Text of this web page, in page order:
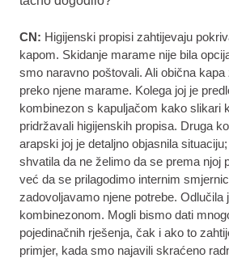
CN: Higijenski propisi zahtijevaju
kapom. Skidanje marame nije bila
smo naravno poštovali. Ali obična
preko njene marame. Kolega joj je
kombinezon s kapuljačom kako slikari
pridržavali higijenskih propisa. Druga
arapski joj je detaljno objasnila
shvatila da ne želimo da se prema njoj
već da se prilagodimo internim
zadovoljavamo njene potrebe. Odlučila
kombinezonom. Mogli bismo dati
pojedinačnih rješenja, čak i ako to
primjer, kada smo najavili skraćeno